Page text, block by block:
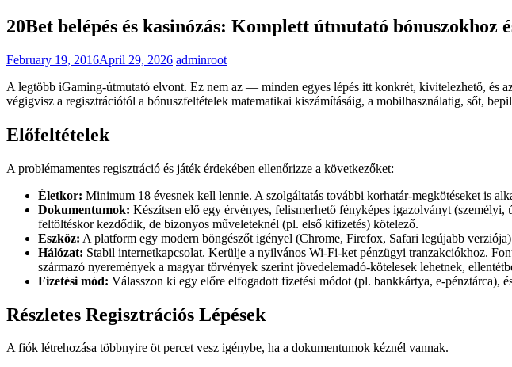
20Bet belépés és kasinózás: Komplett útmutató bónuszokhoz
February 19, 2016April 29, 2026 adminroot
A legtöbb iGaming-útmutató elvont. Ez nem az — minden egyes lépés itt konkrét, kivitelezhető, és
végigvisz a regisztrációtól a bónuszfeltételek matematikai kiszámításáig, a mobilhasználatig, sőt,
Előfeltételek
A problémamentes regisztráció és játék érdekében ellenőrizze a következőket:
Életkor: Minimum 18 évesnek kell lennie. A szolgáltatás további korhatár-megkötéseket is
Dokumentumok: Készítsen elő egy érvényes, felismerhető fényképes igazolványt
feltöltéskor kezdődik, de bizonyos műveleteknél (pl. első kifizetés) kötelező.
Eszköz: A platform egy modern böngészőt igényel (Chrome, Firefox, Safari legújabb
Hálózat: Stabil internetkapcsolat. Kerülje a nyilvános Wi-Fi-ket pénzügyi tranzakciókhoz.
származó nyeremények a magyar törvények szerint jövedelemadó-kötelesek lehetnek,
Fizetési mód: Válasszon ki egy előre elfogadott fizetési módot (pl. bankkártya, e-pénztárca),
Részletes Regisztrációs Lépések
A fiók létrehozása többnyire öt percet vesz igénybe, ha a dokumentumok kéznél vannak.